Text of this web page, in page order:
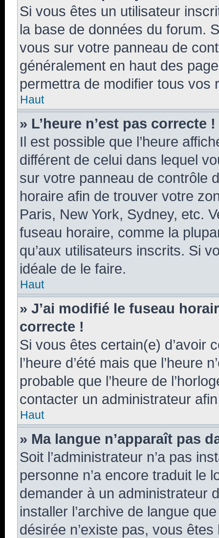
Si vous êtes un utilisateur
la base de données du forum.
vous sur votre panneau de
généralement en haut des
permettra de modifier tous
Haut
» L’heure n’est pas correcte !
Il est possible que l’heure
différent de celui dans lequel
sur votre panneau de contrôle
horaire afin de trouver votre
Paris, New York, Sydney, etc.
fuseau horaire, comme la
qu’aux utilisateurs inscrits. Si
idéale de le faire.
Haut
» J’ai modifié le fuseau
correcte !
Si vous êtes certain(e) d’avoir
l’heure d’été mais que l’heure
probable que l’heure de
contacter un administrateur
Haut
» Ma langue n’apparaît pas
Soit l’administrateur n’a pas
personne n’a encore traduit le
demander à un administrateur
installer l’archive de langue
désirée n’existe pas, vous